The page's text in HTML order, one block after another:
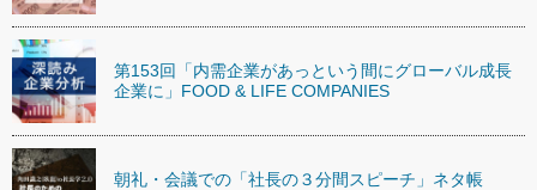
第153回「内需企業があっという間にグローバル成長
企業に」FOOD & LIFE COMPANIES
朝礼・会議での「社長の３分間スピーチ」ネタ帳